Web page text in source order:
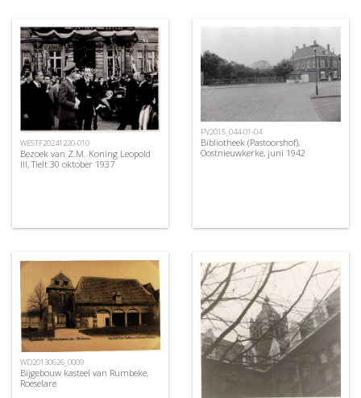
WESTF20241220-010
Bezoek van Z.M. Koning Leopold
III, Tielt 30 oktober 1937
PV2015_044-01-04
Bibliotheek (Pastoorshof),
Oostnieuwkerke, juni 1942
WD20130626_0009
Bijgebouw kasteel van Rumbeke,
Roeselare